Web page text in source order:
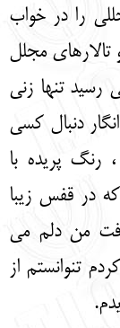
را در خواب
مجلل
رسید تنها زنی
دنبال کسی
رنگ پریده با
در قفس زیبا
من دلم می
تنوانستم از